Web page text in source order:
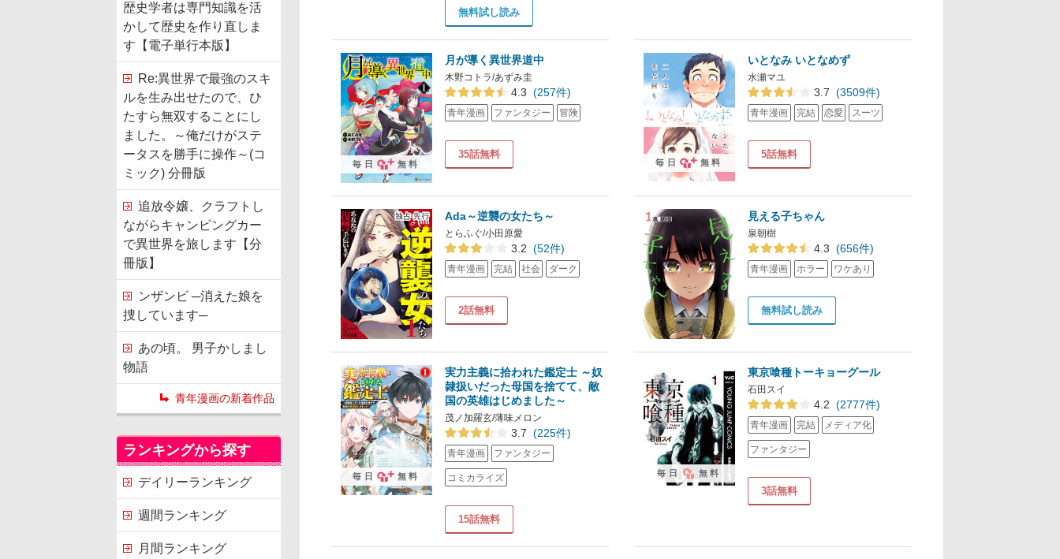
無料試し読み
月が導く異世界道中
木野コトラ/あずみ圭
4.3 (257件)
青年漫画 ファンタジー 冒険
35話無料
毎日 無料
いとなみ いとなめず
水瀬マユ
3.7 (3509件)
青年漫画 完結 恋愛 スーツ
5話無料
毎日 無料
Ada～逆襲の女たち～
とらふぐ/小田原愛
3.2 (52件)
青年漫画 完結 社会 ダーク
2話無料
見える子ちゃん
泉朝樹
4.3 (656件)
青年漫画 ホラー ワケあり
無料試し読み
実力主義に拾われた鑑定士 ～奴
隷扱いだった母国を捨てて、敵
国の英雄はじめました～
茂ノ加羅玄/薄味メロン
3.7 (225件)
青年漫画 ファンタジー
コミカライズ
15話無料
毎日 無料
東京喰種トーキョーグール
石田スイ
4.2 (2777件)
青年漫画 完結 メディア化
ファンタジー
3話無料
毎日 無料
歴史学者は専門知識を活
かして歴史を作り直しま
す【電子単行本版】
Re:異世界で最強のスキ
ルを生み出せたので、ひ
たすら無双することにし
ました。～俺だけがステ
ータスを勝手に操作～(コ
ミック) 分冊版
追放令嬢、クラフトし
ながらキャンピングカー
で異世界を旅します【分
冊版】
ンザンビ ─消えた娘を
捜しています─
あの頃。 男子かしまし
物語
青年漫画の新着作品
ランキングから探す
デイリーランキング
週間ランキング
月間ランキング